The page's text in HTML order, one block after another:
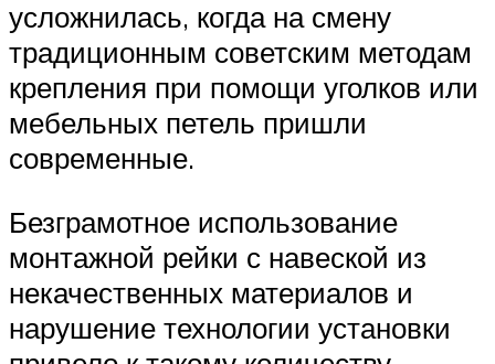
усложнилась, когда на смену
традиционным советским методам
крепления при помощи уголков или
мебельных петель пришли
современные.
Безграмотное использование
монтажной рейки с навеской из
некачественных материалов и
нарушение технологии установки